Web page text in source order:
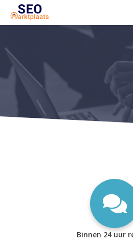
SEO tools
Marketeer bij jou in
Offerte
1. Seo voor
2.
Binnen 24 uur